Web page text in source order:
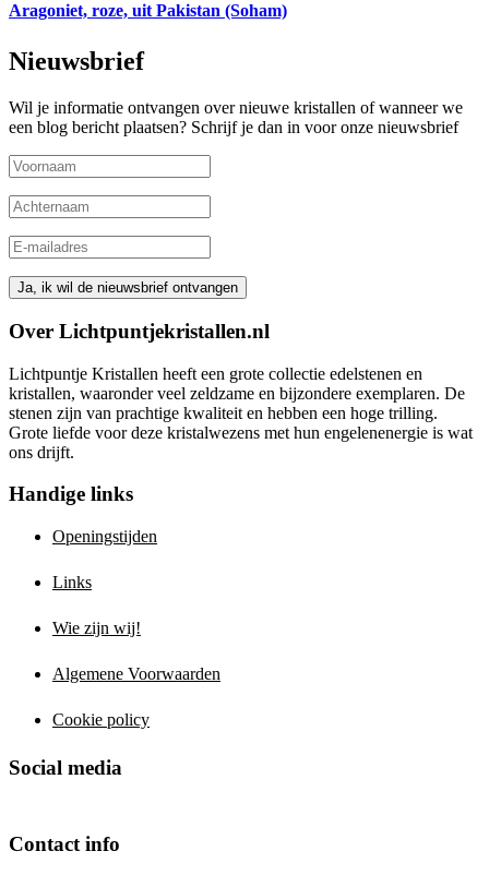
Aragoniet, roze, uit Pakistan (Soham)
Nieuwsbrief
Wil je informatie ontvangen over nieuwe kristallen of wanneer we
een blog bericht plaatsen? Schrijf je dan in voor onze nieuwsbrief
Over Lichtpuntjekristallen.nl
Lichtpuntje Kristallen heeft een grote collectie edelstenen en
kristallen, waaronder veel zeldzame en bijzondere exemplaren. De
stenen zijn van prachtige kwaliteit en hebben een hoge trilling.
Grote liefde voor deze kristalwezens met hun engelenenergie is wat
ons drijft.
Handige links
Openingstijden
Links
Wie zijn wij!
Algemene Voorwaarden
Cookie policy
Social media
Contact info